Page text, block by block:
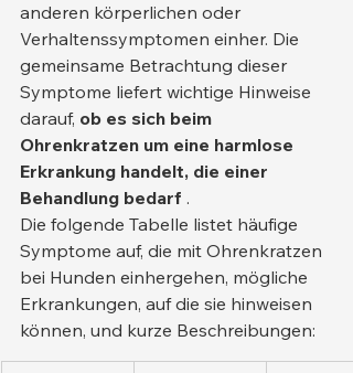
anderen körperlichen oder
Verhaltenssymptomen einher. Die
gemeinsame Betrachtung dieser
Symptome liefert wichtige Hinweise
darauf, ob es sich beim
Ohrenkratzen um eine harmlose
Erkrankung handelt, die einer
Behandlung bedarf .
Die folgende Tabelle listet häufige
Symptome auf, die mit Ohrenkratzen
bei Hunden einhergehen, mögliche
Erkrankungen, auf die sie hinweisen
können, und kurze Beschreibungen: